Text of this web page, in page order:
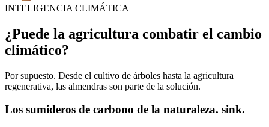
INTELIGENCIA CLIMÁTICA
¿Puede la agricultura combatir el cambio
climático?
Por supuesto. Desde el cultivo de árboles hasta la agricultura
regenerativa, las almendras son parte de la solución.
Los sumideros de carbono de la naturaleza. sink.